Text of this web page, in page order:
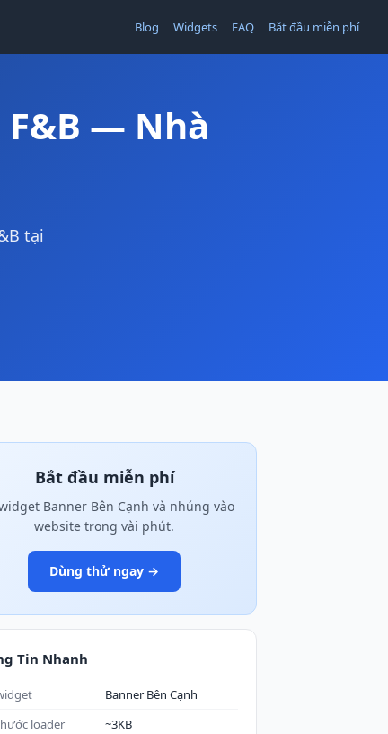
Blog Widgets FAQ Bắt đầu miễn phí
F&B — Nhà
tại
Bắt đầu miễn phí
Banner Bên Cạnh và nhúng vào
website trong vài phút.
Dùng thử ngay →
Tin Nhanh
Banner Bên Cạnh
loader
~3KB